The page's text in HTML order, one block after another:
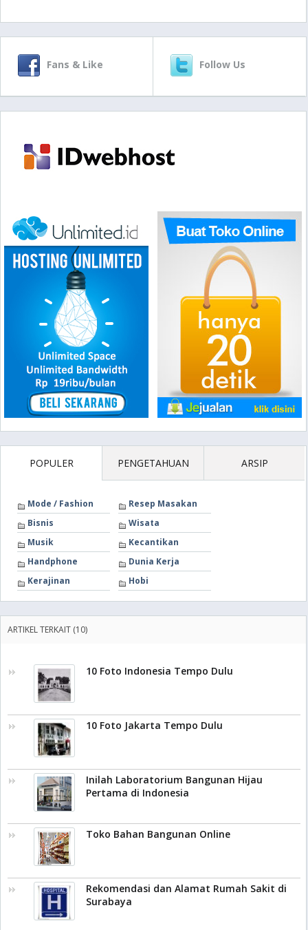
Fans & Like Follow Us
POPULER PENGETAHUAN ARSIP
Mode / Fashion
Resep Masakan
Bisnis
Wisata
Musik
Kecantikan
Handphone
Dunia Kerja
Kerajinan
Hobi
ARTIKEL TERKAIT (10)
10 Foto Indonesia Tempo Dulu
10 Foto Jakarta Tempo Dulu
Inilah Laboratorium Bangunan Hijau
Pertama di Indonesia
Toko Bahan Bangunan Online
Rekomendasi dan Alamat Rumah Sakit di
Surabaya